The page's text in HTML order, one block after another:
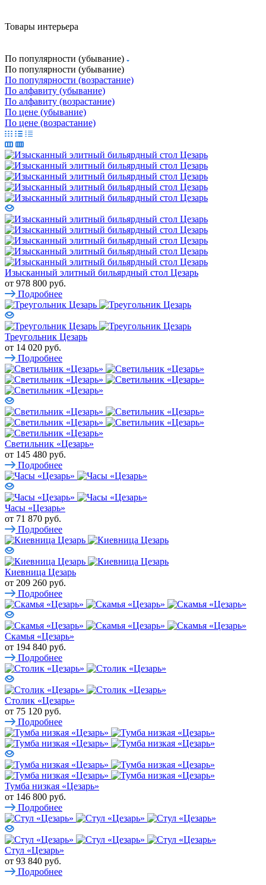
Товары интерьера
По популярности (убывание)
По популярности (убывание)
По популярности (возрастание)
По алфавиту (убывание)
По алфавиту (возрастание)
По цене (убывание)
По цене (возрастание)
Изысканный элитный бильярдный стол Цезарь
от 978 800 руб.
Подробнее
Треугольник Цезарь
от 14 020 руб.
Подробнее
Светильник «Цезарь»
от 145 480 руб.
Подробнее
Часы «Цезарь»
от 71 870 руб.
Подробнее
Киевница Цезарь
от 209 260 руб.
Подробнее
Скамья «Цезарь»
от 194 840 руб.
Подробнее
Столик «Цезарь»
от 75 120 руб.
Подробнее
Тумба низкая «Цезарь»
от 146 800 руб.
Подробнее
Стул «Цезарь»
от 93 840 руб.
Подробнее